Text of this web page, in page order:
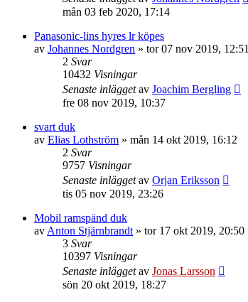
mån 03 feb 2020, 17:14
Panasonic-lins hyres lr köpes
av Johannes Nordgren » tor 07 nov 2019, 12:51
2 Svar
10432 Visningar
Senaste inläggetav Joachim Bergling
fre 08 nov 2019, 10:37
svart duk
av Elias Lothström » mån 14 okt 2019, 16:12
2 Svar
9757 Visningar
Senaste inläggetav Orjan Eriksson
tis 05 nov 2019, 23:26
Mobil ramspänd duk
av Anton Stjärnbrandt » tor 17 okt 2019, 20:50
3 Svar
10397 Visningar
Senaste inläggetav Jonas Larsson
sön 20 okt 2019, 18:27